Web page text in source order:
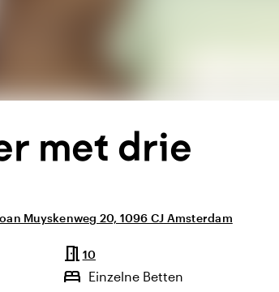
met drie
Muyskenweg 20, 1096 CJ Amsterdam
meeting_room 10
bed Einzelne Betten